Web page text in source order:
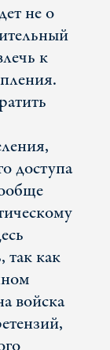
не о
к
доступа
так как
войска